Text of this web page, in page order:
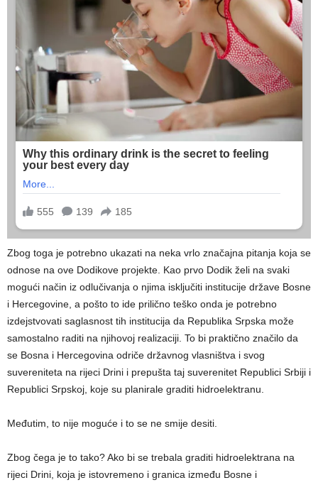
Zbog toga je potrebno ukazati na neka vrlo značajna pitanja koja se
odnose na ove Dodikove projekte. Kao prvo Dodik želi na svaki
mogući način iz odlučivanja o njima isključiti institucije države Bosne
i Hercegovine, a pošto to ide prilično teško onda je potrebno
izdejstvovati saglasnost tih institucija da Republika Srpska može
samostalno raditi na njihovoj realizaciji. To bi praktično značilo da
se Bosna i Hercegovina odriče državnog vlasništva i svog
suvereniteta na rijeci Drini i prepušta taj suverenitet Republici Srbiji i
Republici Srpskoj, koje su planirale graditi hidroelektranu.
Međutim, to nije moguće i to se ne smije desiti.
Zbog čega je to tako? Ako bi se trebala graditi hidroelektrana na
rijeci Drini, koja je istovremeno i granica između Bosne i